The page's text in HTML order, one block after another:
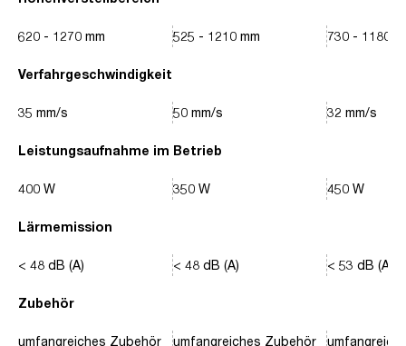
Verfahrgeschwindigkeit
Leistungsaufnahme im Betrieb
Lärmemission
Zubehör
620 - 1270 mm
35 mm/s
400 W
< 48 dB (A)
umfangreiches Zubehör
525 - 1210 mm
50 mm/s
350 W
< 48 dB (A)
umfangreiches Zubehör
730 - 1180
32 mm/s
450 W
< 53 dB (A)